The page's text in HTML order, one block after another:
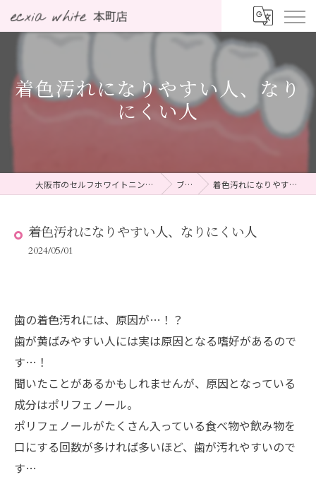
着色汚れになりやすい人、なり
にくい人
大阪市のセルフホワイトニングならecxia white 本町店 ブログ 着色汚れになりやすい人、なりにくい人
着色汚れになりやすい人、なりにくい人
2024/05/01
歯の着色汚れには、原因が…！？
歯が黄ばみやすい人には実は原因となる嗜好があるので
す…！
聞いたことがあるかもしれませんが、原因となっている
成分はポリフェノール。
ポリフェノールがたくさん入っている食べ物や飲み物を
口にする回数が多ければ多いほど、歯が汚れやすいので
す…